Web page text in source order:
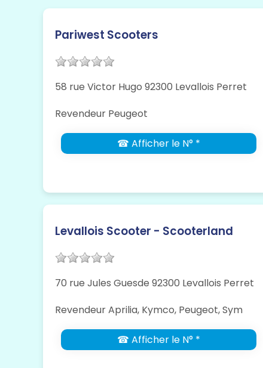
Pariwest Scooters
58 rue Victor Hugo 92300 Levallois Perret
Revendeur Peugeot
☎ Afficher le N° *
Levallois Scooter - Scooterland
70 rue Jules Guesde 92300 Levallois Perret
Revendeur Aprilia, Kymco, Peugeot, Sym
☎ Afficher le N° *